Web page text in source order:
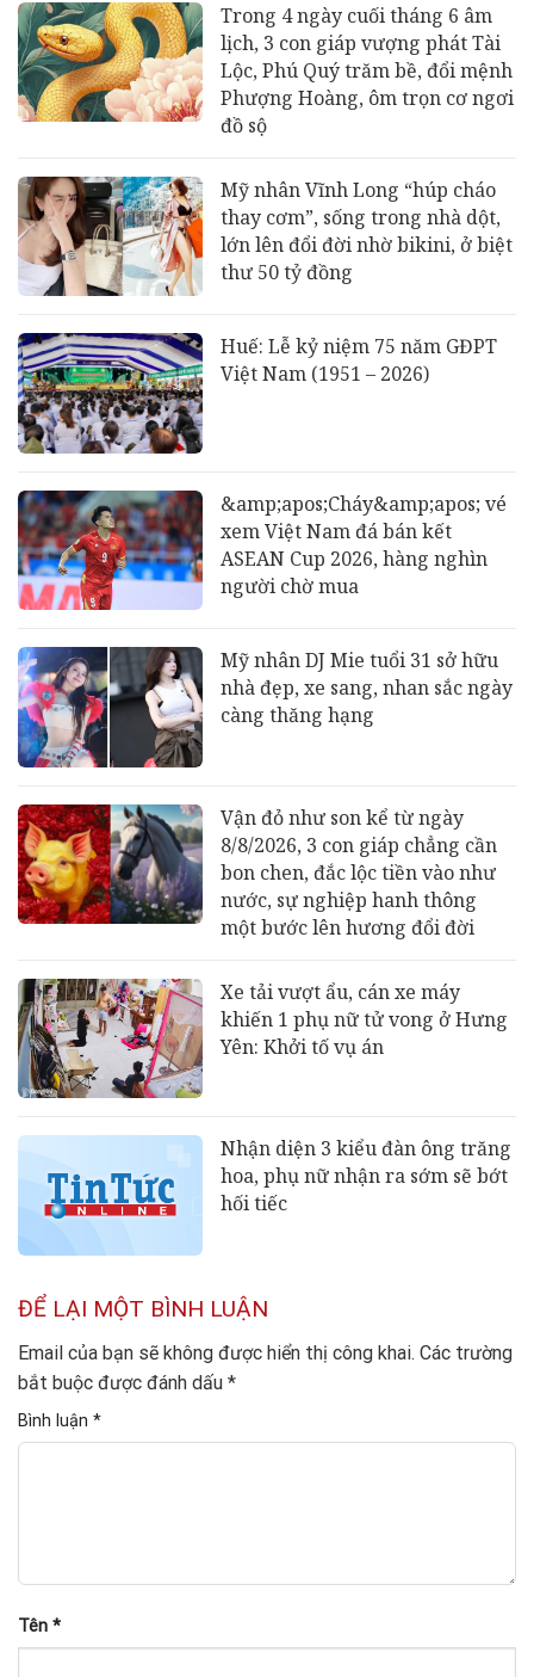
Trong 4 ngày cuối tháng 6 âm
lịch, 3 con giáp vượng phát Tài
Lộc, Phú Quý trăm bề, đổi mệnh
Phượng Hoàng, ôm trọn cơ ngơi
đồ sộ
Mỹ nhân Vĩnh Long “húp cháo
thay cơm”, sống trong nhà dột,
lớn lên đổi đời nhờ bikini, ở biệt
thư 50 tỷ đồng
Huế: Lễ kỷ niệm 75 năm GĐPT
Việt Nam (1951 – 2026)
&amp;apos;Cháy&amp;apos; vé
xem Việt Nam đá bán kết
ASEAN Cup 2026, hàng nghìn
người chờ mua
Mỹ nhân DJ Mie tuổi 31 sở hữu
nhà đẹp, xe sang, nhan sắc ngày
càng thăng hạng
Vận đỏ như son kể từ ngày
8/8/2026, 3 con giáp chẳng cần
bon chen, đắc lộc tiền vào như
nước, sự nghiệp hanh thông
một bước lên hương đổi đời
Xe tải vượt ẩu, cán xe máy
khiến 1 phụ nữ tử vong ở Hưng
Yên: Khởi tố vụ án
Nhận diện 3 kiểu đàn ông trăng
hoa, phụ nữ nhận ra sớm sẽ bớt
hối tiếc
ĐỂ LẠI MỘT BÌNH LUẬN
Email của bạn sẽ không được hiển thị công khai. Các trường
bắt buộc được đánh dấu *
Bình luận *
Tên *